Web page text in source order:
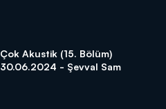
Çok Akustik (15. Bölüm)
30.06.2024 - Şevval Sam